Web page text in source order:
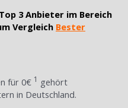
3 Anbieter im Bereich
Vergleich Bester
für 0€ 1 gehört
in Deutschland.